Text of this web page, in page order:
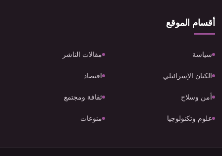
أقسام الموقع
سياسة مقالات الناشر
الكيان الإسرائيلي اقتصاد
أمن وسلاح ثقافة ومجتمع
علوم وتكنولوجيا منوعات